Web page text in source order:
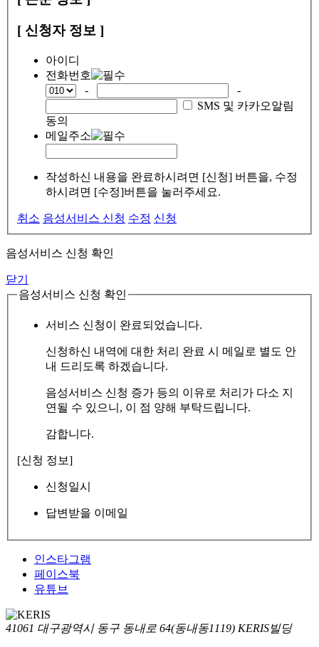
[ 신청자 정보 ]
아이디
전화번호
-
-
SMS 및 카카오알림
동의
메일주소
작성하신 내용을 완료하시려면 [신청] 버튼을, 수정
하시려면 [수정]버튼을 눌러주세요.
취소 음성서비스 신청 수정 신청
음성서비스 신청 확인
닫기
음성서비스 신청 확인
서비스 신청이 완료되었습니다.
신청하신 내역에 대한 처리 완료 시 메일로 별도 안
내 드리도록 하겠습니다.
음성서비스 신청 증가 등의 이유로 처리가 다소 지
연될 수 있으니, 이 점 양해 부탁드립니다.
감합니다.
[신청 정보]
신청일시
답변받을 이메일
인스타그램
페이스북
유튜브
41061 대구광역시 동구 동내로 64(동내동1119) KERIS빌딩